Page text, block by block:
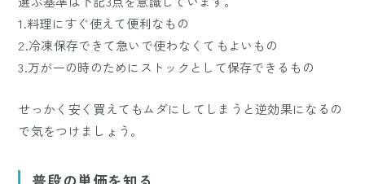
1.料理にすぐ使えて便利なもの
2.冷凍保存できて急いで使わなくてもよいもの
3.万が一の時のためにストックとして保存できるもの
せっかく安く買えてもムダにしてしまうと逆効果になるの
で気をつけましょう。